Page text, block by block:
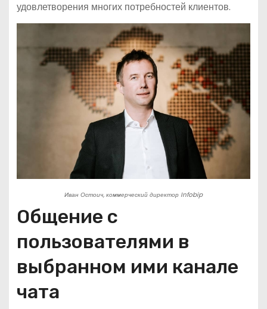
удовлетворения многих потребностей клиентов.
Иван Остоич, коммерческий директор Infobip
Общение с
пользователями в
выбранном ими канале
чата